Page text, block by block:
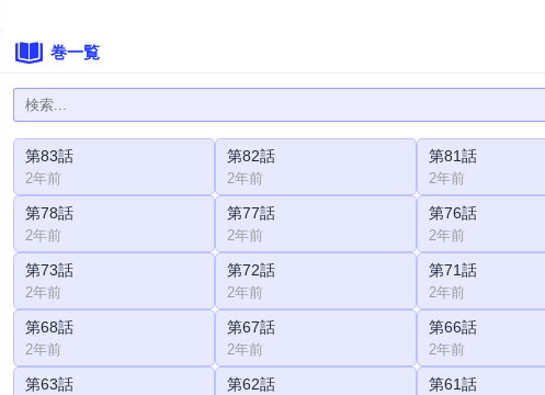
巻一覧
第83話
2年前
第82話
2年前
第81話
2年前
第78話
2年前
第77話
2年前
第76話
2年前
第73話
2年前
第72話
2年前
第71話
2年前
第68話
2年前
第67話
2年前
第66話
2年前
第63話 第62話 第61話